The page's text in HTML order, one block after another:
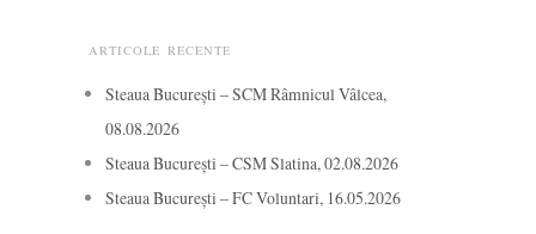
ARTICOLE RECENTE
Steaua București – SCM Râmnicul Vâlcea,
08.08.2026
Steaua București – CSM Slatina, 02.08.2026
Steaua București – FC Voluntari, 16.05.2026